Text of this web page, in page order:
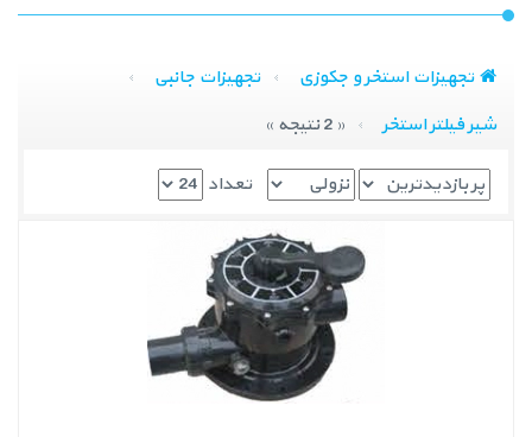
تجهیزات استخر و جکوزی
تجهیزات جانبی
شیر فیلتر استخر
« 2 نتیجه »
تعداد